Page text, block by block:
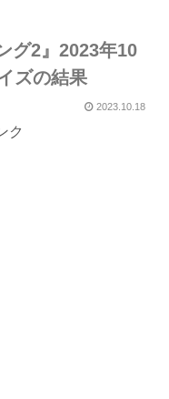
グ2』2023年10
ズの結果
2023.10.18
ク